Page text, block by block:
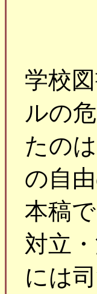
学校
ルの
たの
の自
本稿
対立
には